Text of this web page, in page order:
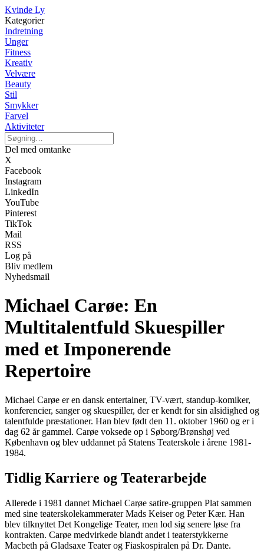
Kvinde Ly
Kategorier
Indretning
Unger
Fitness
Kreativ
Velvære
Beauty
Stil
Smykker
Farvel
Aktiviteter
Del med omtanke
X
Facebook
Instagram
LinkedIn
YouTube
Pinterest
TikTok
Mail
RSS
Log på
Bliv medlem
Nyhedsmail
Michael Carøe: En
Multitalentfuld Skuespiller
med et Imponerende
Repertoire
Michael Carøe er en dansk entertainer, TV-vært, standup-komiker,
konferencier, sanger og skuespiller, der er kendt for sin alsidighed og
talentfulde præstationer. Han blev født den 11. oktober 1960 og er i
dag 62 år gammel. Carøe voksede op i Søborg/Brønshøj ved
København og blev uddannet på Statens Teaterskole i årene 1981-
1984.
Tidlig Karriere og Teaterarbejde
Allerede i 1981 dannet Michael Carøe satire-gruppen Plat sammen
med sine teaterskolekammerater Mads Keiser og Peter Kær. Han
blev tilknyttet Det Kongelige Teater, men lod sig senere løse fra
kontrakten. Carøe medvirkede blandt andet i teaterstykkerne
Macbeth på Gladsaxe Teater og Fiaskospiralen på Dr. Dante.